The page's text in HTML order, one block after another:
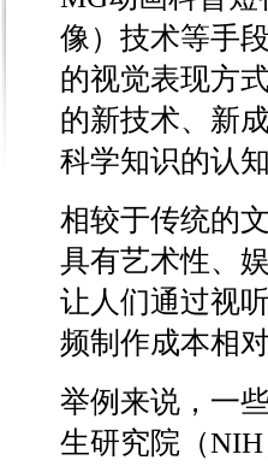
像）技术等手
的视觉表现方
的新技术、新
科学知识的认
相较于传统的
具有艺术性、
让人们通过视
频制作成本相
举例来说，一
生研究院（